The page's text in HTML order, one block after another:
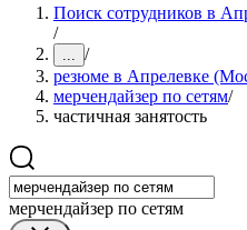
Поиск сотрудников в
/
... /
резюме в Апрелевке
мерчендайзер по сетям/
частичная занятость
мерчендайзер по сетям